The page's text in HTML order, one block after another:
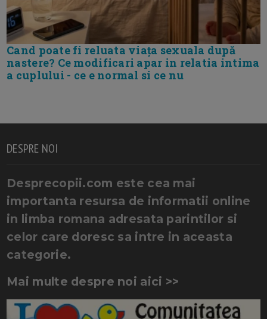
Cand poate fi reluata viața sexuala după
nastere? Ce modificari apar in relatia intima
a cuplului - ce e normal si ce nu
DESPRE NOI
Desprecopii.com este cea mai
importanta resursa de informatii online
in limba romana adresata parintilor si
celor care doresc sa intre in aceasta
categorie.
Mai multe despre noi aici >>